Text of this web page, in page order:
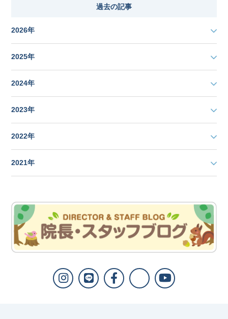
過去の記事
2026年
2025年
2024年
2023年
2022年
2021年